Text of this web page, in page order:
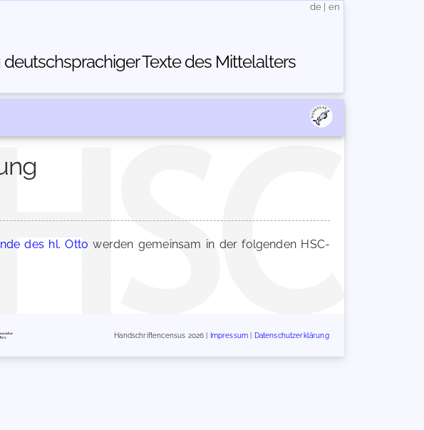
Texte des Mittelalters
de en
des hl. Otto werden gemeinsam in der folgenden HSC-
Handschriftencensus 2026 | Impressum Datenschutzerklärung